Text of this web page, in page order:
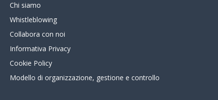
Chi siamo
Whistleblowing
Collabora con noi
Informativa Privacy
Cookie Policy
Modello di organizzazione, gestione e controllo